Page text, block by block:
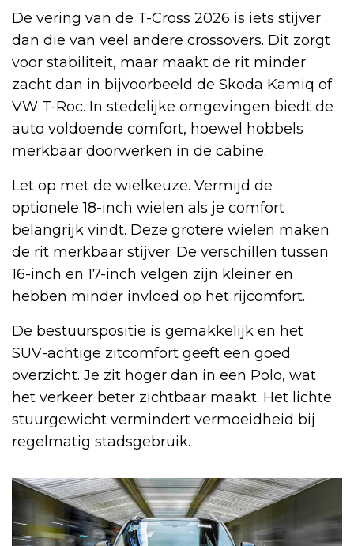
De vering van de T-Cross 2026 is iets stijver
dan die van veel andere crossovers. Dit zorgt
voor stabiliteit, maar maakt de rit minder
zacht dan in bijvoorbeeld de Skoda Kamiq of
VW T-Roc. In stedelijke omgevingen biedt de
auto voldoende comfort, hoewel hobbels
merkbaar doorwerken in de cabine.
Let op met de wielkeuze. Vermijd de
optionele 18-inch wielen als je comfort
belangrijk vindt. Deze grotere wielen maken
de rit merkbaar stijver. De verschillen tussen
16-inch en 17-inch velgen zijn kleiner en
hebben minder invloed op het rijcomfort.
De bestuurspositie is gemakkelijk en het
SUV-achtige zitcomfort geeft een goed
overzicht. Je zit hoger dan in een Polo, wat
het verkeer beter zichtbaar maakt. Het lichte
stuurgewicht vermindert vermoeidheid bij
regelmatig stadsgebruik.